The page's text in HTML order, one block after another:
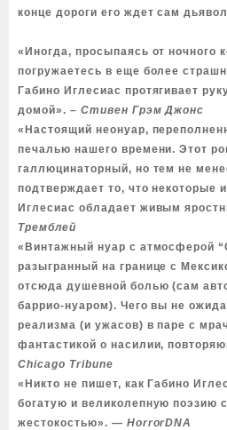
конце дороги его ждет сам
«Иногда, просыпаясь от ночного
погружаетесь в еще более
Габино Иглесиас протягивает
домой». – Стивен Грэм Джонс
«Настоящий неонуар,
печалью нашего времени. Этот
галлюцинаторный, но тем не
подтверждает то, что некоторые
Иглесиас обладает живым
Тремблей
«Винтажный нуар с атмосферой
разыгранный на границе с
отсюда душевной болью (сам
баррио-нуаром). Чего вы не
реализма (и ужасов) в паре с
фантастикой о насилии,
Chicago Tribune
«Никто не пишет, как Габино
богатую и великолепную поэзию
жестокостью». ― HorrorDNA